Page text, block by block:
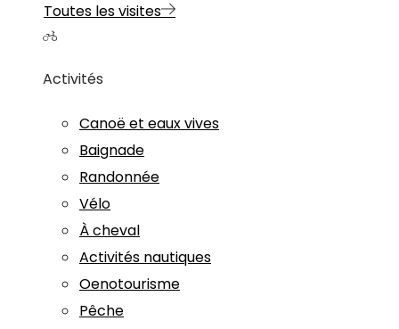
Toutes les visites
Activités
Canoë et eaux vives
Baignade
Randonnée
Vélo
À cheval
Activités nautiques
Oenotourisme
Pêche